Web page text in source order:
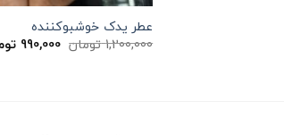
عطر یدک خوشبوکننده
1,200,000 تومان قیمت
اصلی
990,000